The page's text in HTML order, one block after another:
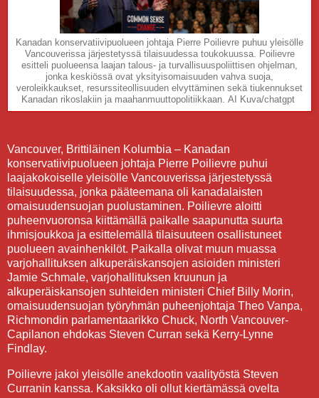
Kanadan konservatiivipuolueen johtaja Pierre Poilievre puhuu yleisölle
Vancouverissa järjestetyssä tilaisuudessa toukokuussa. Poilievre
esitteli puolueensa laajan talous- ja turvallisuuspoliittisen ohjelman,
jonka keskiössä ovat yksityisomaisuuden vahva suoja,
veroleikkaukset, resurssiteollisuuden elvyttäminen sekä tiukennukset
Kanadan rikoslakiin ja maahanmuuttopolitiikkaan. AI Kuva/chatgpt
Vancouver, Brittiläinen Kolumbia – Kanadan
konservatiivipuolueen johtaja Pierre Poilievre puhui
laajakokoiselle yleisölle Vancouverissa järjestetyssä
tilaisuudessa, jonka pääteemana oli kanadalaisten
omaisuudensuojan puolustaminen. Poilievre aloitti
puheenvuoronsa kiittämällä paikalle saapunutta suurta
ihmisjoukkoa ja esittelemällä tilaisuuteen osallistuneet
puolueen avainhenkilöt. Paikalla olivat muun muassa
varjohallituksen alkuperäiskansojen asioiden ministeri
Jamie Schmale, varjohallituksen kruunun ja
alkuperäiskansojen suhteiden ministeri Chief Billy Morin,
omaisuudensuojan työryhmän puheenjohtaja Theo Vanpa,
Richmondin parlamentaarikko Chuck, North Vancouver-
Capilanon ehdokas Steven Curran sekä Kerry-Lynne
Findlay.
Poilievre jakoi yleisölle anekdootin vaalityöstä Steven
Curranin kanssa. Kaksikko oli ollut kiertämässä ovelta